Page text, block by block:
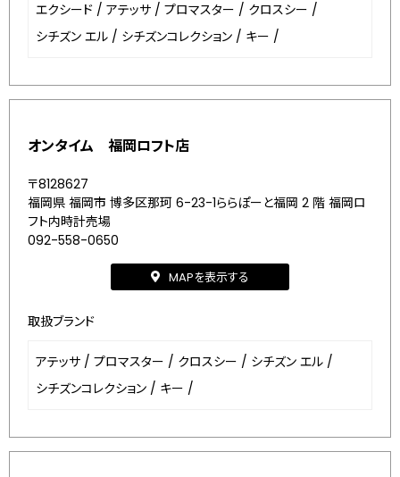
エクシード / アテッサ / プロマスター / クロスシー /
シチズン エル / シチズンコレクション / キー /
オンタイム 福岡ロフト店
〒8128627
福岡県 福岡市 博多区那珂 6-23-1ららぽーと福岡 2 階 福岡ロ
フト内時計売場
092-558-0650
MAPを表示する
取扱ブランド
アテッサ / プロマスター / クロスシー / シチズン エル /
シチズンコレクション / キー /